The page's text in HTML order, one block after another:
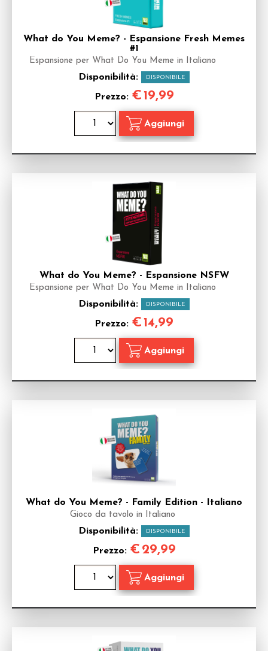
What do You Meme? - Espansione Fresh Memes
#1
Espansione per What Do You Meme in Italiano
Disponibilità: DISPONIBILE
Prezzo: €19,99
What do You Meme? - Espansione NSFW
Espansione per What Do You Meme in Italiano
Disponibilità: DISPONIBILE
Prezzo: €14,99
What do You Meme? - Family Edition - Italiano
Gioco da tavolo in Italiano
Disponibilità: DISPONIBILE
Prezzo: € 29,99